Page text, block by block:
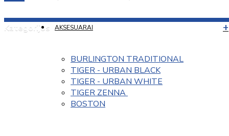
Kategorijos AKSESUARAI
BURLINGTON TRADITIONAL
TIGER - URBAN BLACK
TIGER - URBAN WHITE
TIGER ZENNA
BOSTON